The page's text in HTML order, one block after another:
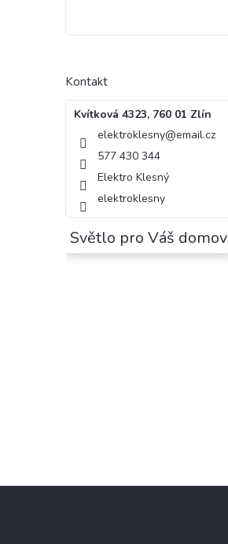
Kontakt
Kvítková 4323, 760 01 Zlín
elektroklesny@email.cz
577 430 344
Elektro Klesný
elektroklesny
Světlo pro Váš domov